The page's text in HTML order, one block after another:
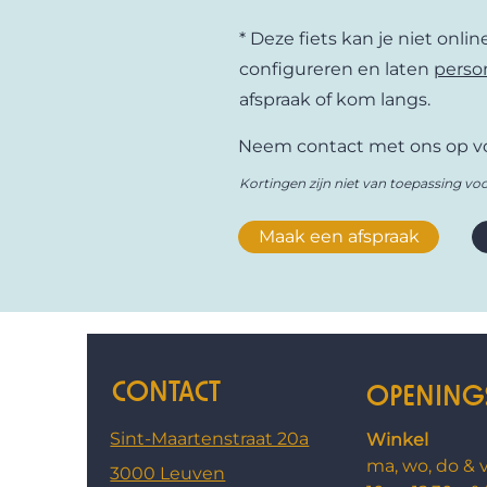
gebruikers en dat merk je in
ruime, veilige bak en de vrolijke
Volledig ontworpen en
fietsexpertise dankzij Optima
betrouwbaarheid en plezier.
Fietslab. Gemaakt voor het
* Deze fiets kan je niet
configureren en laten
afspraak of kom langs.
Neem contact met ons op
Kortingen zijn niet van toepassing
Maak een afspraak
CONTACT
Sint-Maartenstraat 20a
3000 Leuven
Winkel
ma, wo, do &